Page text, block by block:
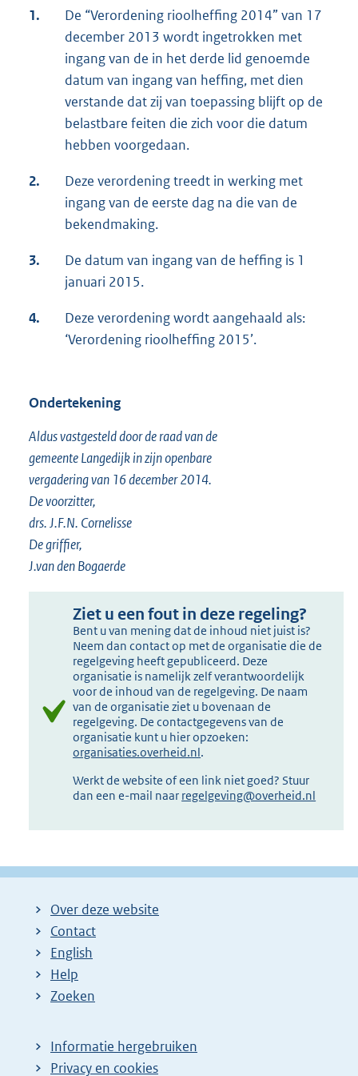
1.
De “Verordening rioolheffing 2014” van 17
december 2013 wordt ingetrokken met
ingang van de in het derde lid genoemde
datum van ingang van heffing, met dien
verstande dat zij van toepassing blijft op de
belastbare feiten die zich voor die datum
hebben voorgedaan.
2.
Deze verordening treedt in werking met
ingang van de eerste dag na die van de
bekendmaking.
3.
De datum van ingang van de heffing is 1
januari 2015.
4.
Deze verordening wordt aangehaald als:
‘Verordening rioolheffing 2015’.
Ondertekening
Aldus vastgesteld door de raad van de
gemeente Langedijk in zijn openbare
vergadering van 16 december 2014.
De voorzitter,
drs. J.F.N. Cornelisse
De griffier,
J.van den Bogaerde
Ziet u een fout in deze regeling?
Bent u van mening dat de inhoud niet juist is?
Neem dan contact op met de organisatie die de
regelgeving heeft gepubliceerd. Deze
organisatie is namelijk zelf verantwoordelijk
voor de inhoud van de regelgeving. De naam
van de organisatie ziet u bovenaan de
regelgeving. De contactgegevens van de
organisatie kunt u hier opzoeken:
organisaties.overheid.nl.
Werkt de website of een link niet goed? Stuur
dan een e-mail naar regelgeving@overheid.nl
Over deze website
Contact
English
Help
Zoeken
Informatie hergebruiken
Privacy en cookies